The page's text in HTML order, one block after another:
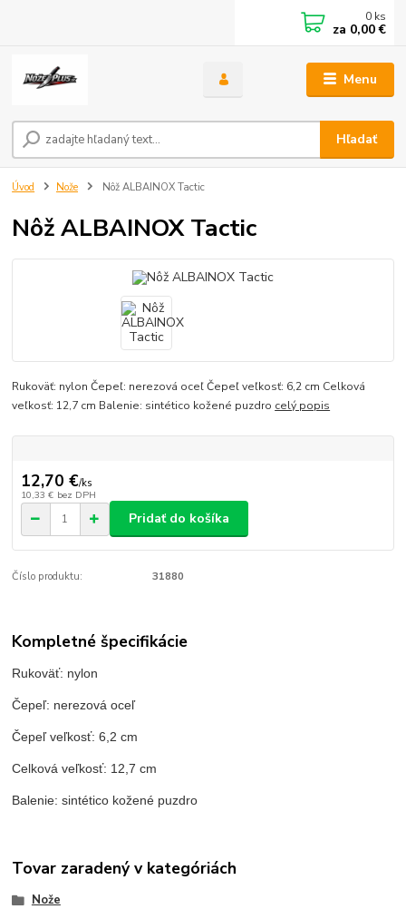
Menu
Hľadať
0 ks
za 0,00 €
Úvod Nože Nôž ALBAINOX Tactic
Nôž ALBAINOX Tactic
Rukoväť: nylon Čepeľ: nerezová oceľ Čepeľ veľkosť: 6,2 cm Celková
veľkosť: 12,7 cm Balenie: sintético kožené puzdro celý popis
12,70 €/ks
10,33 € bez DPH
Pridať do košíka
Číslo produktu: 31880
Kompletné špecifikácie
Rukoväť: nylon
Čepeľ: nerezová oceľ
Čepeľ veľkosť: 6,2 cm
Celková veľkosť: 12,7 cm
Balenie: sintético kožené puzdro
Tovar zaradený v kategóriách
Nože